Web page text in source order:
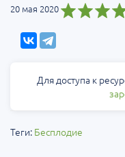
20 мая 2020
Для доступа к
Теги: Бесплодие